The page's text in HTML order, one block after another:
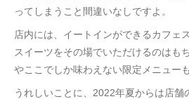
ってしまうこと間違いなしですよ。
店内には、イートインができるカフェ
スイーツをその場でいただけるのはも
やここでしか味わえない限定メニュー
うれしいことに、2022年夏からは店舗